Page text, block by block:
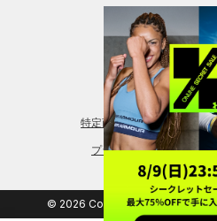
レギンス＆タイツ
特定商取引法に基づく通販
プライバシーポリシー
© 2026 Copyright DOME